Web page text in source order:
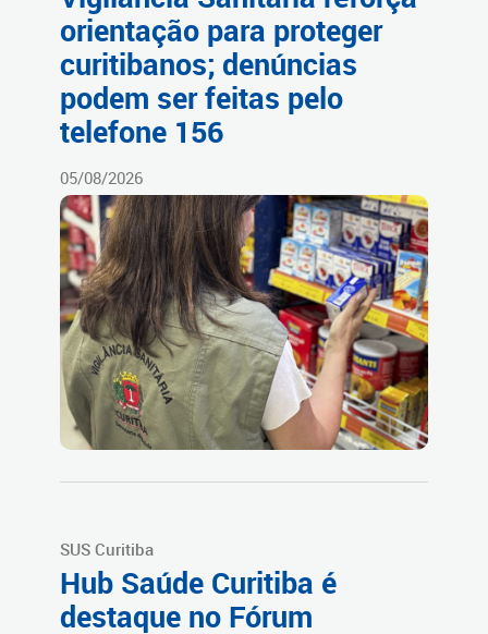
orientação para proteger
curitibanos; denúncias
podem ser feitas pelo
telefone 156
05/08/2026
SUS Curitiba
Hub Saúde Curitiba é
destaque no Fórum